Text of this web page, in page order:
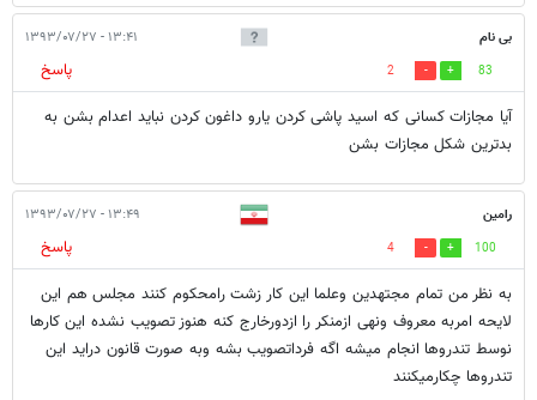
بی نام ۱۳:۴۱ - ۱۳۹۳/۰۷/۲۷
83
2
پاسخ
آیا مجازات کسانی که اسید پاشی کردن یارو داغون کردن نباید اعدام بشن به
بدترین شکل مجازات بشن
رامین ۱۳:۴۹ - ۱۳۹۳/۰۷/۲۷
100
4
پاسخ
به نظر من تمام مجتهدین وعلما این کار زشت رامحکوم کنند مجلس هم این
لایحه امربه معروف ونهی ازمنکر را ازدورخارج کنه هنوز تصویب نشده این کارها
نوسط تندروها انجام میشه اگه فرداتصویب بشه وبه صورت قانون دراید این
تندروها چکارمیکنند